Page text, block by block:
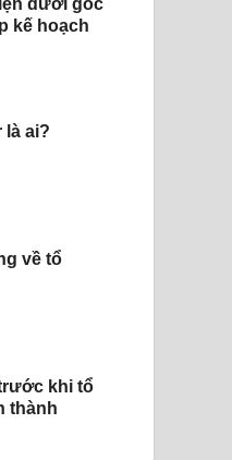
dưới góc
kế hoạch
là ai?
về tổ
khi tổ
thành